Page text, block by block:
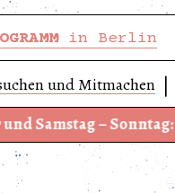
in Berlin
und Mitmachen
– Sonntag: 12 – 19 Uhr